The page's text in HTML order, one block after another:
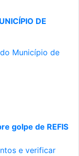
DE
Município de
golpe de REFIS
e verificar